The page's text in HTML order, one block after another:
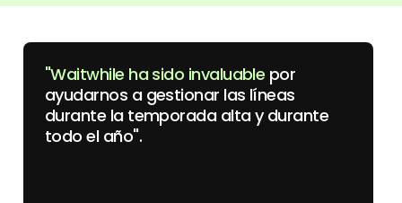
"Waitwhile ha sido invaluable por
ayudarnos a gestionar las líneas
durante la temporada alta y durante
todo el año".